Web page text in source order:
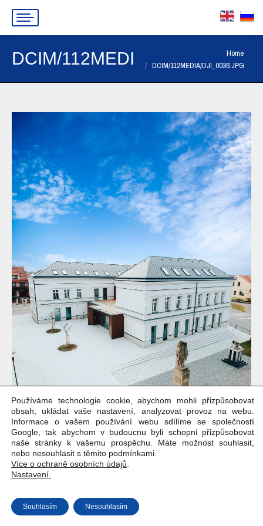
DCIM/112MEDIA/
Home
DCIM/112MEDIA/DJI_0036.JPG
Copyright © Weiron Dynamics, s.r.o. |Tvorba webových stránek
SEO
Používáme technologie cookie, abychom mohli přizpůsobovat
obsah, ukládat vaše nastavení, analyzovat provoz na webu.
Informace o vašem používání webu sdílíme se společností
Google, tak abychom v budoucnu byli schopni přizpůsobovat
naše stránky k vašemu prospěchu. Máte možnost souhlasit,
nebo nesouhlasit s těmito podmínkami.
Více o ochraně osobních údajů
Nastavení.
Souhlasím Nesouhlasím